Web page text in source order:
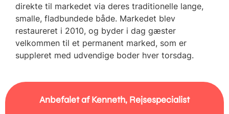
direkte til markedet via deres traditionelle lange,
smalle, fladbundede både. Markedet blev
restaureret i 2010, og byder i dag gæster
velkommen til et permanent marked, som er
suppleret med udvendige boder hver torsdag.
Anbefalet af Kenneth, Rejsespecialist